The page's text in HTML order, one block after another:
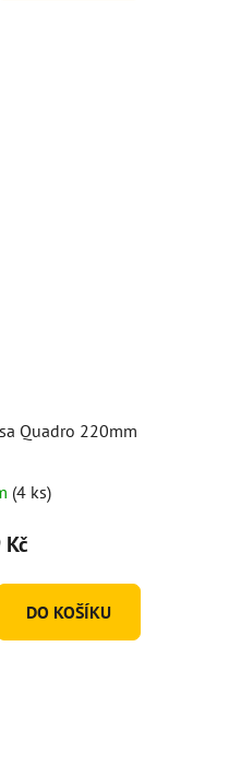
Quadro 220mm
(4 ks)
DO KOŠÍKU